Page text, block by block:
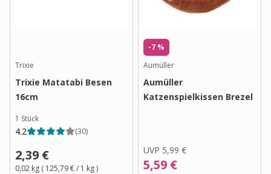
Trixie
Trixie Matatabi Besen
16cm
1 Stück
4.2 (30)
2,39 €
0,02 kg ( 125,79 €/ 1 kg)
-7 %
Aumüller
Aumüller
Katzenspielkissen Brezel
UVP 5,99 €
5,59 €